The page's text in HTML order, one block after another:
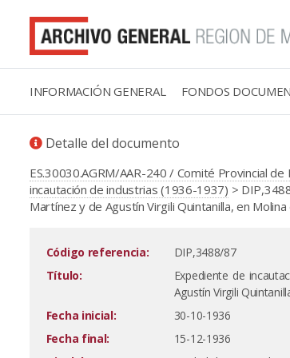
INFORMACIÓN GENERAL FONDOS
Detalle del documento
ES.30030.AGRM/AAR-240 / Comité Provincial
incautación de industrias (1936-1937) >
Martínez y de Agustín Virgili Quintanilla, en
Código referencia:
DIP,3488/87
Título:
Expediente de
Agustín Virgili
Fecha inicial:
30-10-1936
Fecha final:
15-12-1936